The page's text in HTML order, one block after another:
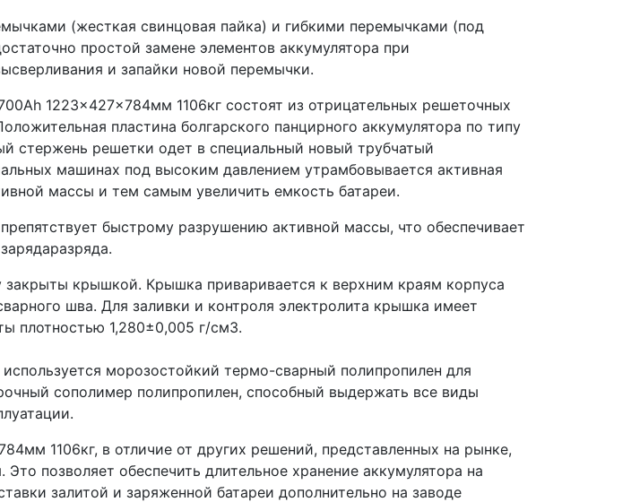
(жесткая свинцовая пайка) и гибкими перемычками (под
простой замене элементов аккумулятора при
и запайки новой перемычки.
1223x427x784мм 1106кг состоят из отрицательных решеточных
пластина болгарского панцирного аккумулятора по типу
стержень решетки одет в специальный новый трубчатый
машинах под высоким давлением утрамбовывается активная
массы и тем самым увеличить емкость батареи.
быстрому разрушению активной массы, что обеспечивает
крышкой. Крышка приваривается к верхним краям корпуса
шва. Для заливки и контроля электролита крышка имеет
плотностью 1,280±0,005 г/см3.
морозостойкий термо-сварный полипропилен для
сополимер полипропилен, способный выдержать все виды
1106кг, в отличие от других решений, представленных на рынке,
позволяет обеспечить длительное хранение аккумулятора на
залитой и заряженной батареи дополнительно на заводе